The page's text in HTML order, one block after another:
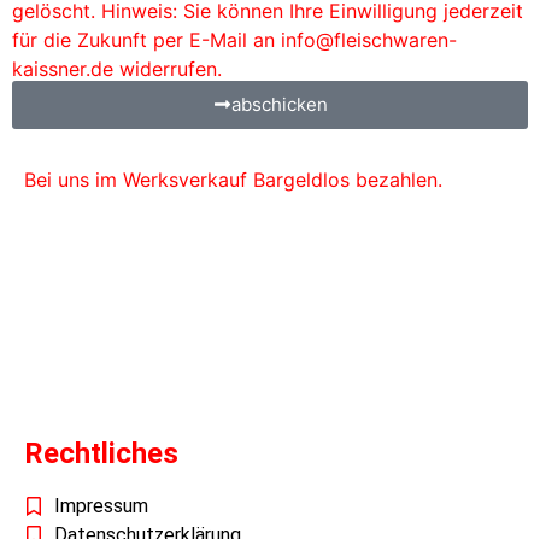
gelöscht. Hinweis: Sie können Ihre Einwilligung jederzeit
für die Zukunft per E-Mail an info@fleischwaren-
kaissner.de widerrufen.
abschicken
Bei uns im Werksverkauf Bargeldlos bezahlen.
Rechtliches
Impressum